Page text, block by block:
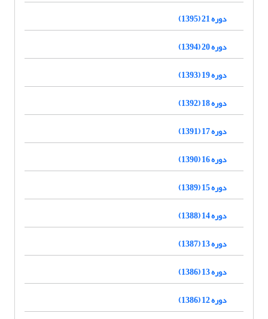
دوره 21 (1395)
دوره 20 (1394)
دوره 19 (1393)
دوره 18 (1392)
دوره 17 (1391)
دوره 16 (1390)
دوره 15 (1389)
دوره 14 (1388)
دوره 13 (1387)
دوره 13 (1386)
دوره 12 (1386)